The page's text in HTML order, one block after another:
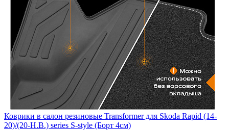
Коврики в салон резиновые Transformer для Skoda Rapid (14-
20)/(20-Н.В.) series S-style (Борт 4см)